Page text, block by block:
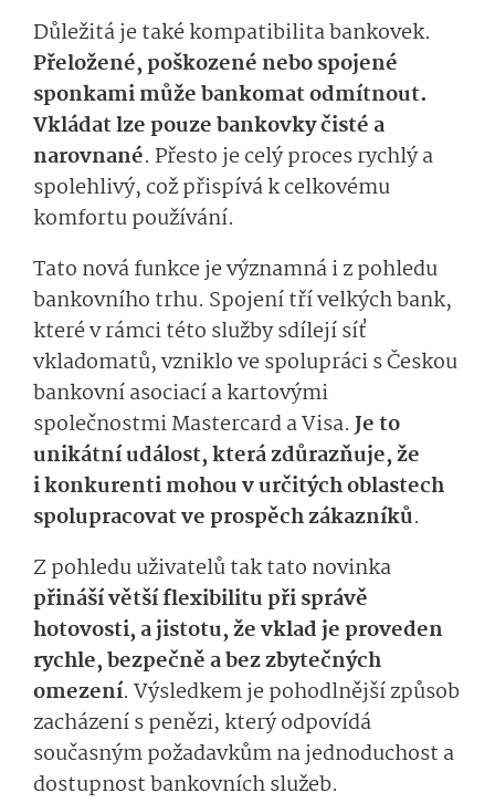
Důležitá je také kompatibilita bankovek.
Přeložené, poškozené nebo spojené
sponkami může bankomat odmítnout.
Vkládat lze pouze bankovky čisté a
narovnané. Přesto je celý proces rychlý a
spolehlivý, což přispívá k celkovému
komfortu používání.
Tato nová funkce je významná i z pohledu
bankovního trhu. Spojení tří velkých bank,
které v rámci této služby sdílejí síť
vkladomatů, vzniklo ve spolupráci s Českou
bankovní asociací a kartovými
společnostmi Mastercard a Visa. Je to
unikátní událost, která zdůrazňuje, že
i konkurenti mohou v určitých oblastech
spolupracovat ve prospěch zákazníků.
Z pohledu uživatelů tak tato novinka
přináší větší flexibilitu při správě
hotovosti, a jistotu, že vklad je proveden
rychle, bezpečně a bez zbytečných
omezení. Výsledkem je pohodlnější způsob
zacházení s penězi, který odpovídá
současným požadavkům na jednoduchost a
dostupnost bankovních služeb.